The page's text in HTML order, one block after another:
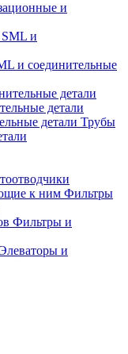
и
и соединительные
детали
Трубы
Фильтры
Фильтры и
и